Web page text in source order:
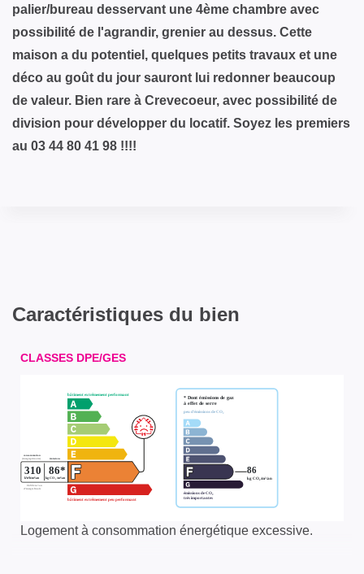
palier/bureau desservant une 4ème chambre avec
possibilité de l'agrandir, grenier au dessus. Cette
maison a du potentiel, quelques petits travaux et une
déco au goût du jour sauront lui redonner beaucoup
de valeur. Bien rare à Crevecoeur, avec possibilité de
division pour développer du locatif. Soyez les premiers
au 03 44 80 41 98 !!!!
Caractéristiques du bien
CLASSES DPE/GES
Logement à consommation énergétique excessive.